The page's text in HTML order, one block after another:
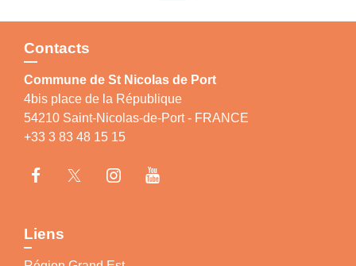
Contacts
Commune de St Nicolas de Port
4bis place de la République
54210 Saint-Nicolas-de-Port - FRANCE
+33 3 83 48 15 15
Liens